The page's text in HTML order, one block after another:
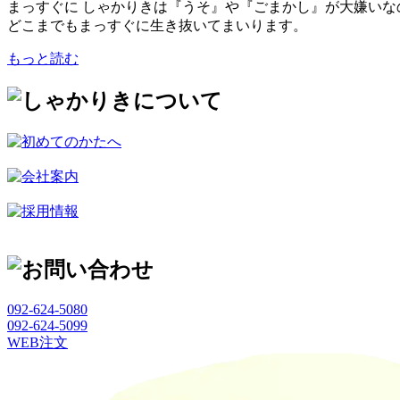
まっすぐに しゃかりきは『うそ』や『ごまかし』が大嫌い
どこまでもまっすぐに生き抜いてまいります。
もっと読む
092-624-5080
092-624-5099
WEB注文